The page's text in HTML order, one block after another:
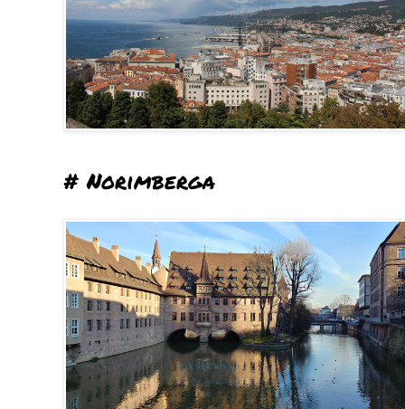
# Norimberga